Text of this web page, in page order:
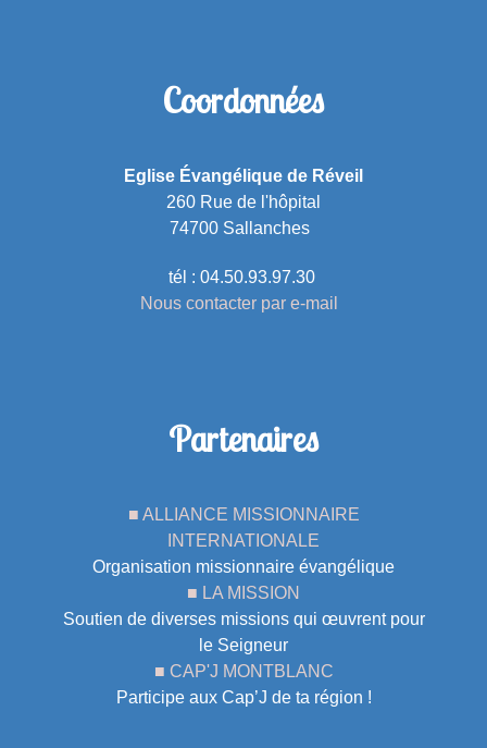
Coordonnées
Eglise Évangélique de Réveil
260 Rue de l'hôpital
74700 Sallanches
tél : 04.50.93.97.30
Nous contacter par e-mail
Partenaires
■ ALLIANCE MISSIONNAIRE
INTERNATIONALE
Organisation missionnaire évangélique
■ LA MISSION
Soutien de diverses missions qui œuvrent pour
le Seigneur
■ CAP'J MONTBLANC
Participe aux Cap’J de ta région !